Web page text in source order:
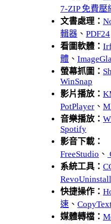
7-ZIP 免費壓
文書處理：
輯器 、 PDF24
看圖軟體：
體 、
螢幕抓圖：
WinSnap
影片播放：
PotPlayer 、
音樂播放：
Spotify
影音下載：
FreeStudio 、
系統工具：
快捷操作：
速 、
媒體轉檔：